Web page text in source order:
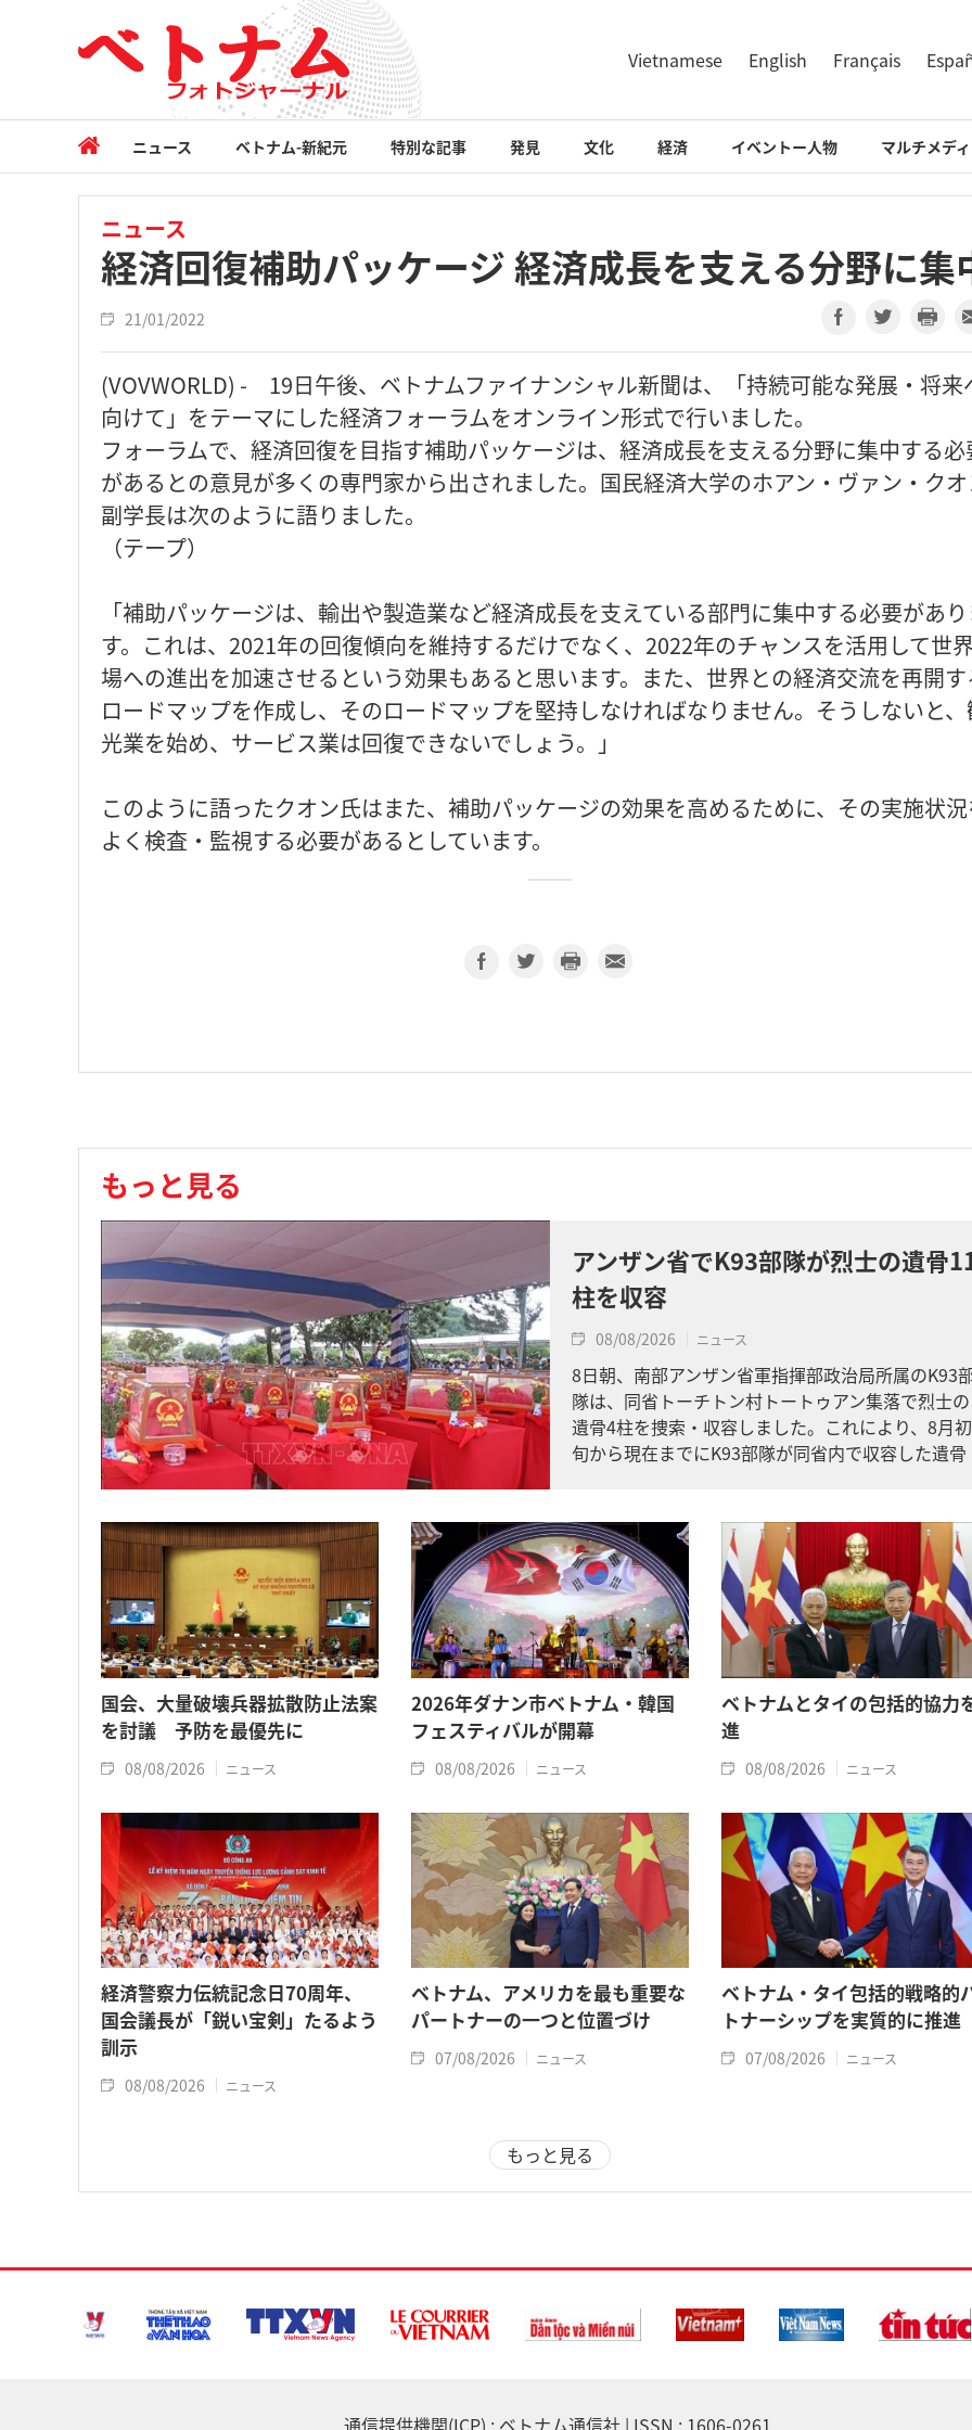
Vietnamese English Français
ニュース ベトナム-新紀元 特別な記事 発見 文化 経済 イベントー人物 マルチメデ
ニュース
経済回復補助パッケージ 経済成長を支える分野に集
21/01/2022
(VOVWORLD) - 19日午後、ベトナムファイナンシャル新聞は、「持続可能な発展・将来
向けて」をテーマにした経済フォーラムをオンライン形式で行いました。
フォーラムで、経済回復を目指す補助パッケージは、経済成長を支える分野に集中する必
があるとの意見が多くの専門家から出されました。国民経済大学のホアン・ヴァン・ク
副学長は次のように語りました。
（テープ）
「補助パッケージは、輸出や製造業など経済成長を支えている部門に集中する必要があ
す。これは、2021年の回復傾向を維持するだけでなく、2022年のチャンスを活用して世
場への進出を加速させるという効果もあると思います。また、世界との経済交流を再開
ロードマップを作成し、そのロードマップを堅持しなければなりません。そうしないと
光業を始め、サービス業は回復できないでしょう。」
このように語ったクオン氏はまた、補助パッケージの効果を高めるために、その実施状
よく検査・監視する必要があるとしています。
もっと見る
アンザン省でK93部隊が烈士の遺骨
柱を収容
08/08/2026 ニュース
8日朝、南部アンザン省軍指揮部政治局所属のK93
隊は、同省トーチトン村トートゥアン集落で烈士の
遺骨4柱を捜索・収容しました。これにより、8月初
旬から現在までにK93部隊が同省内で収容した遺骨
国会、大量破壊兵器拡散防止法案
を討議 予防を最優先に
08/08/2026 ニュース
2026年ダナン市ベトナム・韓国
フェスティバルが開幕
08/08/2026 ニュース
ベトナムとタイの包括的協力
進
08/08/2026 ニュース
経済警察力伝統記念日70周年、
国会議長が「鋭い宝剣」たるよう
訓示
08/08/2026 ニュース
ベトナム、アメリカを最も重要な
パートナーの一つと位置づけ
07/08/2026 ニュース
ベトナム・タイ包括的戦略的
トナーシップを実質的に推進
07/08/2026 ニュース
もっと見る
通信提供機関(ICP) : ベトナム通信社 | ISSN : 1606-0261